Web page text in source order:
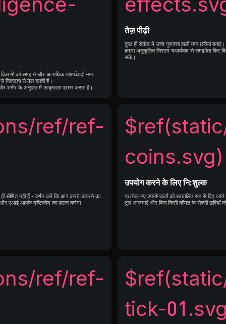
को समझने और अत्यधिक यथार्थवादी नग्न
से निकटता से मेल खाती हैं।
शरीर के अनुपात में उत्कृष्टता प्राप्त करता है।
तेज़ पीढ़ी
कुछ ही सेकंड में उच्च गुणवत्ता वाली नग्न छवियां बनाएं।
हमारा अनुकूलित सिस्टम यथार्थवाद से समझौता किए
सकें।
ref/ref-
सीमित नहीं हैं - वर्णन करें कि आप कपड़े उतारने का
और एआई आपके दृष्टिकोण का पालन करेगा।
coins.svg)
उपयोग करने के लिए नि:शुल्क
प्रत्येक नए उपयोगकर्ता को स्वचालित रूप से दिए
टूल आज़माएं और बिना किसी कीमत के सेक्सी छवियों
ref/ref-
tick-